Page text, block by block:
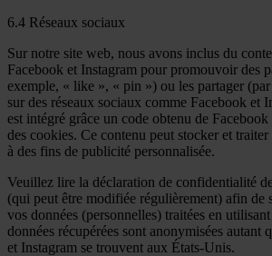
6.4 Réseaux sociaux
Sur notre site web, nous avons inclus du
Facebook et Instagram pour promouvoir des
exemple, « like », « pin ») ou les partager
sur des réseaux sociaux comme Facebook et
est intégré grâce un code obtenu de
des cookies. Ce contenu peut stocker et
à des fins de publicité personnalisée.
Veuillez lire la déclaration de confidentialité
(qui peut être modifiée régulièrement) afin de
vos données (personnelles) traitées en
données récupérées sont anonymisées autant
et Instagram se trouvent aux États-Unis.